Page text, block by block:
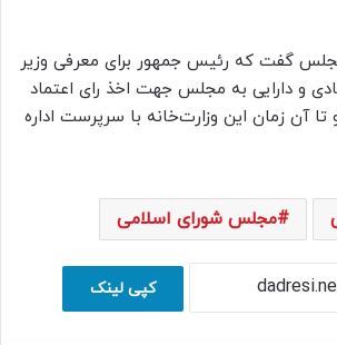
گفت که رئیس جمهور برای معرفی وزیر
و دارایی به مجلس جهت اخذ رای اعتماد
آن زمان این وزارت‌خانه با سرپرست اداره
مجلس شورای اسلامی
کپی لینک